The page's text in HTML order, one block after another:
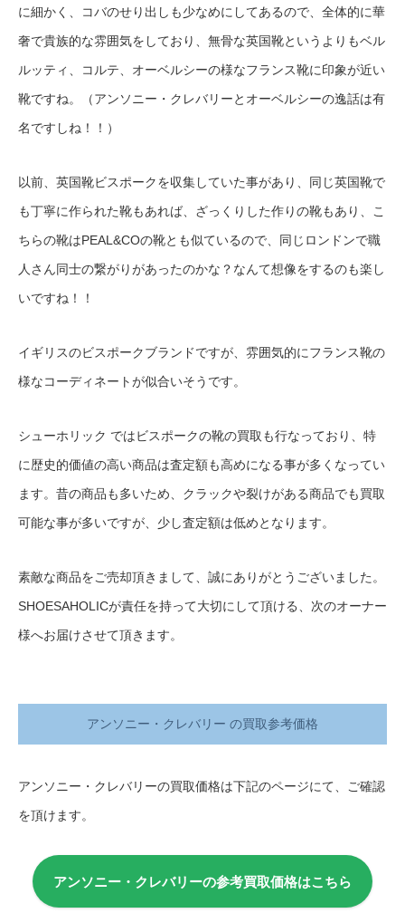
に細かく、コバのせり出しも少なめにしてあるので、全体的に華
奢で貴族的な雰囲気をしており、無骨な英国靴というよりもベル
ルッティ、コルテ、オーベルシーの様なフランス靴に印象が近い
靴ですね。（アンソニー・クレバリーとオーベルシーの逸話は有
名ですしね！！）
以前、英国靴ビスポークを収集していた事があり、同じ英国靴で
も丁寧に作られた靴もあれば、ざっくりした作りの靴もあり、こ
ちらの靴はPEAL&COの靴とも似ているので、同じロンドンで職
人さん同士の繋がりがあったのかな？なんて想像をするのも楽し
いですね！！
イギリスのビスポークブランドですが、雰囲気的にフランス靴の
様なコーディネートが似合いそうです。
シューホリック ではビスポークの靴の買取も行なっており、特
に歴史的価値の高い商品は査定額も高めになる事が多くなってい
ます。昔の商品も多いため、クラックや裂けがある商品でも買取
可能な事が多いですが、少し査定額は低めとなります。
素敵な商品をご売却頂きまして、誠にありがとうございました。
SHOESAHOLICが責任を持って大切にして頂ける、次のオーナー
様へお届けさせて頂きます。
アンソニー・クレバリー の買取参考価格
アンソニー・クレバリーの買取価格は下記のページにて、ご確認
を頂けます。
アンソニー・クレバリーの参考買取価格はこちら